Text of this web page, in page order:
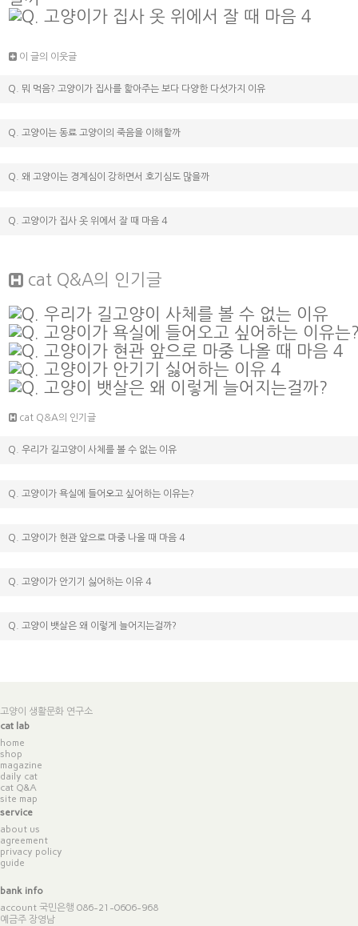
이 글의 이웃글
Q. 뭐 먹음? 고양이가 집사를 핥아주는 보다 다양한 다섯가지 이유
Q. 고양이는 동료 고양이의 죽음을 이해할까
Q. 왜 고양이는 경계심이 강하면서 호기심도 많을까
Q. 고양이가 집사 옷 위에서 잘 때 마음 4
cat Q&A의 인기글
cat Q&A의 인기글
Q. 우리가 길고양이 사체를 볼 수 없는 이유
Q. 고양이가 욕실에 들어오고 싶어하는 이유는?
Q. 고양이가 현관 앞으로 마중 나올 때 마음 4
Q. 고양이가 안기기 싫어하는 이유 4
Q. 고양이 뱃살은 왜 이렇게 늘어지는걸까?
고양이 생활문화 연구소
cat lab
home
shop
magazine
daily cat
cat Q&A
site map
service
about us
agreement
privacy policy
guide
bank info
account 국민은행 086-21-0606-968
예금주 장영남